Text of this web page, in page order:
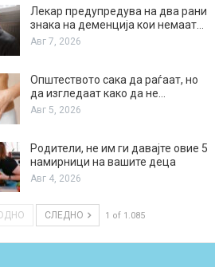
Лекар предупредува на два рани
знака на деменција кои немаат…
Авг 7, 2026
Општеството сака да раѓаат, но
да изгледаат како да не…
Авг 5, 2026
Родители, не им ги давајте овие 5
намирници на вашите деца
Авг 4, 2026
СЛЕДНО 1 of 1.085